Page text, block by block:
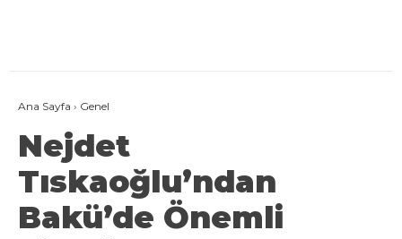
Ana Sayfa › Genel
Nejdet
Tıskaoğlu’ndan
Bakü’de Önemli